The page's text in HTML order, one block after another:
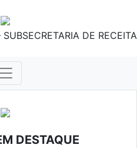
DE RECEITA
DESTAQUE